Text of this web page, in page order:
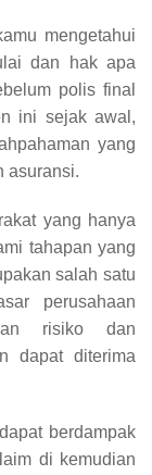
mengetahui
dan hak apa
polis final
ini sejak awal,
yang
asuransi.
yang hanya
tahapan yang
salah satu
perusahaan
risiko dan
dapat diterima
berdampak
di kemudian